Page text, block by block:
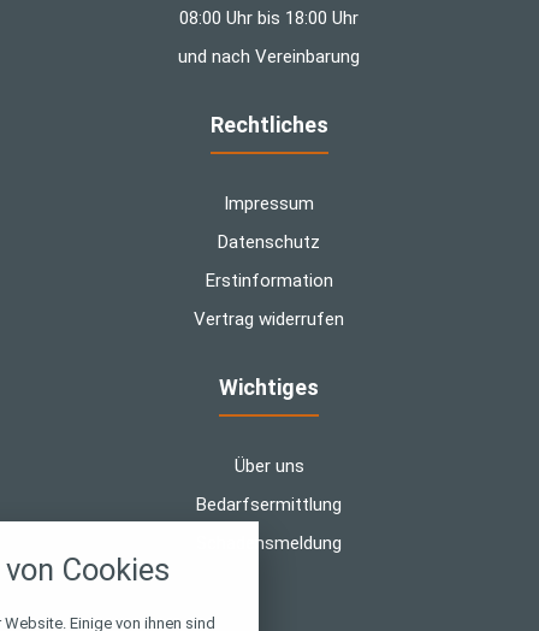
08:00 Uhr bis 18:00 Uhr
und nach Vereinbarung
Rechtliches
Impressum
Datenschutz
Erstinformation
Vertrag widerrufen
Wichtiges
Über uns
Bedarfsermittlung
Schadensmeldung
Cookies
Einige von ihnen sind
alle verwendeten Cookies und
zu blockieren.